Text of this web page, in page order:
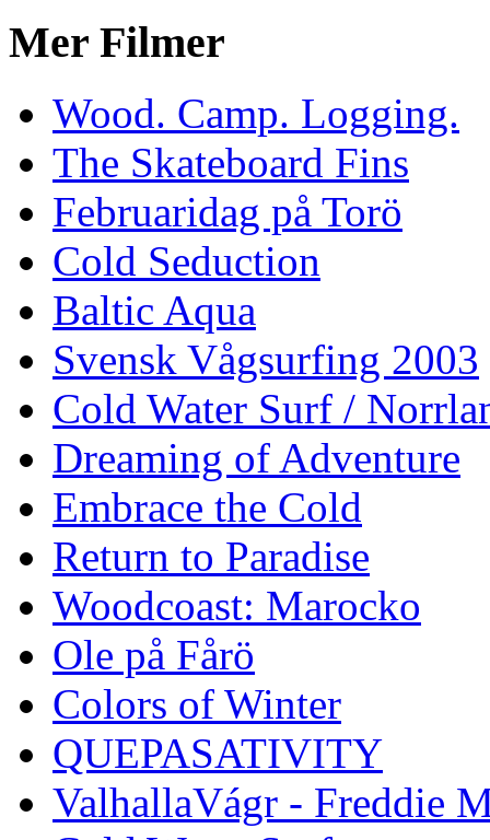
Mer Filmer
Wood. Camp. Logging.
The Skateboard Fins
Februaridag på Torö
Cold Seduction
Baltic Aqua
Svensk Vågsurfing 2003
Cold Water Surf /
Dreaming of Adventure
Embrace the Cold
Return to Paradise
Woodcoast: Marocko
Ole på Fårö
Colors of Winter
QUEPASATIVITY
ValhallaVágr - Freddie